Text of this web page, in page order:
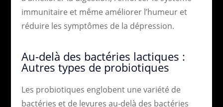
immunitaire et même améliorer l’humeur et
réduire les symptômes de la dépression.
Au-delà des bactéries lactiques :
Autres types de probiotiques
Les probiotiques englobent une variété de
bactéries et de levures au-delà des bactéries